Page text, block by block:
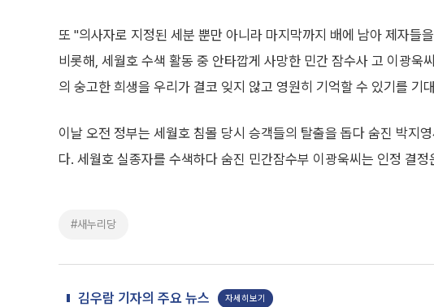
또 "의사자로 지정된 세분 뿐만 아니라 마지막까지 배에 남아 제자들
비롯해, 세월호 수색 활동 중 안타깝게 사망한 민간 잠수사 고 이광욱
의 숭고한 희생을 우리가 결코 잊지 않고 영원히 기억할 수 있기를 기
이날 오전 정부는 세월호 침몰 당시 승객들의 탈출을 돕다 숨진 박지
다. 세월호 실종자를 수색하다 숨진 민간잠수부 이광욱씨는 인정 결정
#새누리당
김우람 기자의 주요 뉴스 자세히보기